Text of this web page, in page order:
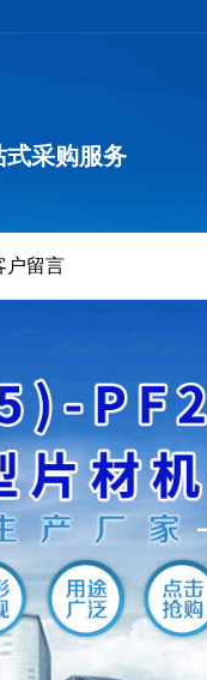
式采购服务
户留言